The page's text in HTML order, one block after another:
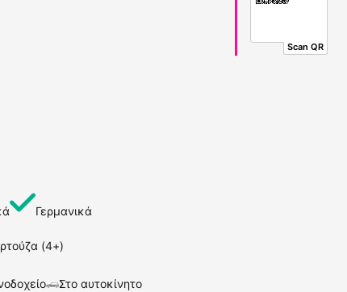
Scan QR
Γερμανικά
(4+)
Στο αυτοκίνητο